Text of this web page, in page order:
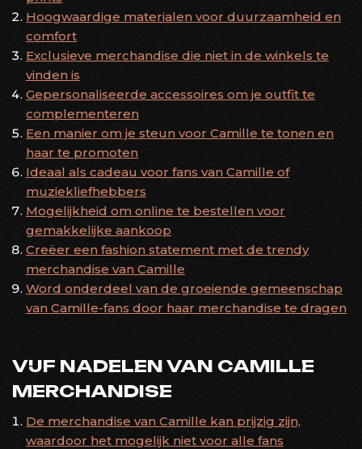
Hoogwaardige materialen voor duurzaamheid en
comfort
Exclusieve merchandise die niet in de winkels te
vinden is
Gepersonaliseerde accessoires om je outfit te
complementeren
Een manier om je steun voor Camille te tonen en
haar te promoten
Ideaal als cadeau voor fans van Camille of
muziekliefhebbers
Mogelijkheid om online te bestellen voor
gemakkelijke aankoop
Creëer een fashion statement met de trendy
merchandise van Camille
Word onderdeel van de groeiende gemeenschap
van Camille-fans door haar merchandise te dragen
VIJF NADELEN VAN CAMILLE
MERCHANDISE
De merchandise van Camille kan prijzig zijn,
waardoor het mogelijk niet voor alle fans